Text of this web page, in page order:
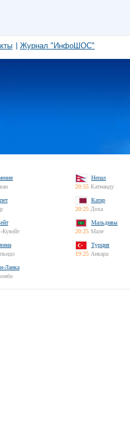
Журнал "ИнфоШОС"
Непал
20:55 Катманду
Катар
20:25 Доха
Кувейт
Мальдивы
20:25 Мале
Турция
19:25 Анкара
Ланка